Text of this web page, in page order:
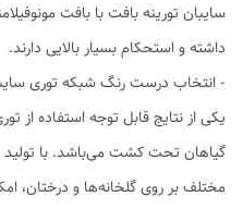
داشته و استحکام بسیار بالایی دارند.
- انتخاب درست رنگ شبکه توری
یکی از نتایج قابل توجه استفاده از
گیاهان تحت کشت می‌باشد. با تولید
مختلف بر روی گلخانه‌ها و